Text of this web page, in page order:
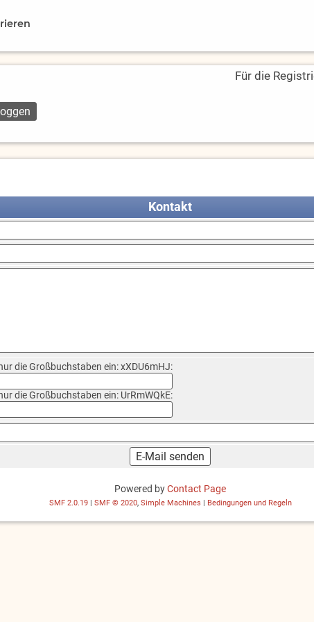
Für die
Kontakt
die Großbuchstaben ein: xXDU6mHJ:
die Großbuchstaben ein: UrRmWQkE:
Powered byContact Page
SMF 2.0.19| SMF © 2020, Simple Machines Bedingungen und Regeln